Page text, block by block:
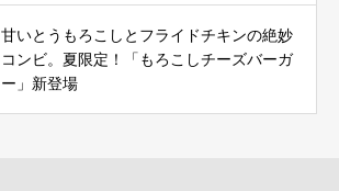
甘いとうもろこしとフライドチキンの絶妙
コンビ。夏限定！「もろこしチーズバーガ
ー」新登場